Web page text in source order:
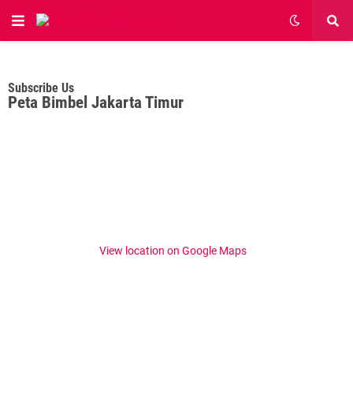
Subscribe Us
Peta Bimbel Jakarta Timur
View location on Google Maps